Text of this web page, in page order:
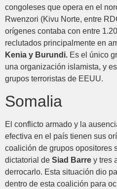
congoleses que opera en el
Rwenzori (Kivu Norte, entre
orígenes contaba con entre
reclutados principalmente en
Kenia y Burundi. Es el único
una organización islamista, y
grupos terroristas de EEUU.
Somalia
El conflicto armado y la
efectiva en el país tienen sus
coalición de grupos opositores
dictatorial de Siad Barre y tres
derrocarlo. Esta situación dio
dentro de esta coalición para